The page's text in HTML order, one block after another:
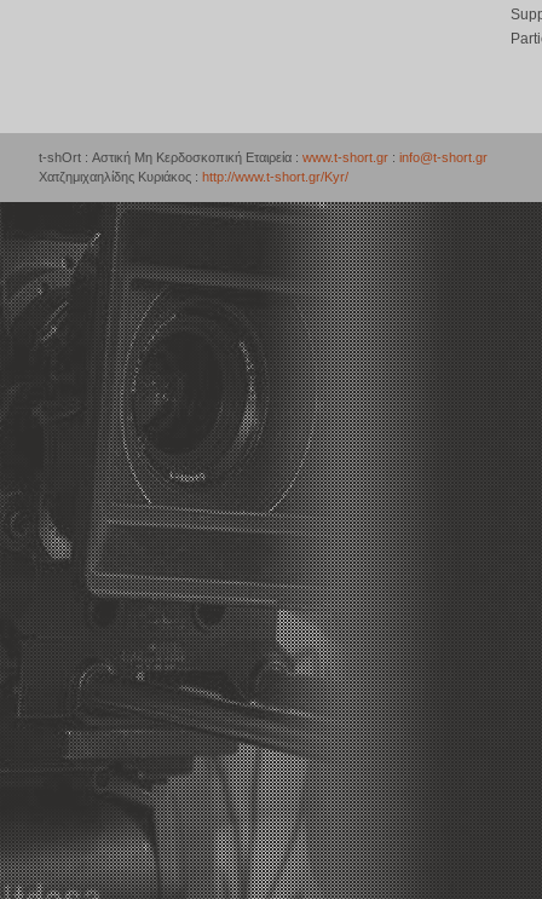
t-shOrt : Αστική Μη Κερδοσκοπική Εταιρεία : www.t-short.gr : info@t-short.gr
Χατζημιχαηλίδης Κυριάκος : http://www.t-short.gr/Kyr/